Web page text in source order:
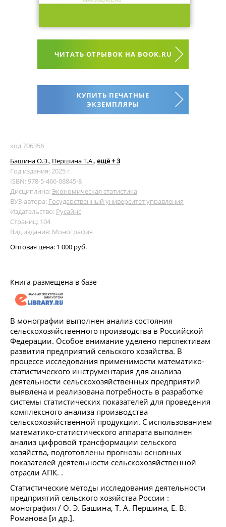
ЧИТАТЬ ОТРЫВОК НА BOOK.RU
КУПИТЬ ПЕЧАТНЫЕ
ЭКЗЕМПЛЯРЫ
код 706356
Башина О.Э., Першина Т.А., ещё + 3
Год издания: 2025 г.
ISBN: 978-5-466-08845-8
Дисциплина:Экономическая статистика
ВУЗ автора: Государственный университет управления
Издательство: Русайнс
Страниц: 104
Вид издания: Монография
Оптовая цена: 1 000 руб.
Книга размещена в базе
В монографии выполнен анализ состояния
сельскохозяйственного производства в Российской
Федерации. Особое внимание уделено перспективам
развития предприятий сельского хозяйства. В
процессе исследования применимости математико-
статистического инструментария для анализа
деятельности сельскохозяйственных предприятий
выявлена и реализована потребность в разработке
системы статистических показателей для проведения
комплексного анализа производства
сельскохозяйственной продукции. С использованием
математико-статистического аппарата выполнен
анализ цифровой трансформации сельского
хозяйства, подготовлены прогнозы основных
показателей деятельности сельскохозяйственной
отрасли АПК. .
Статистические методы исследования деятельности
предприятий сельского хозяйства России :
монография / О. Э. Башина, Т. А. Першина, Е. В.
Романова [и др.].